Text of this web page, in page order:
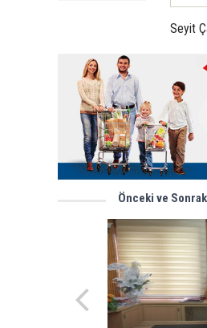
Seyit
Önceki ve